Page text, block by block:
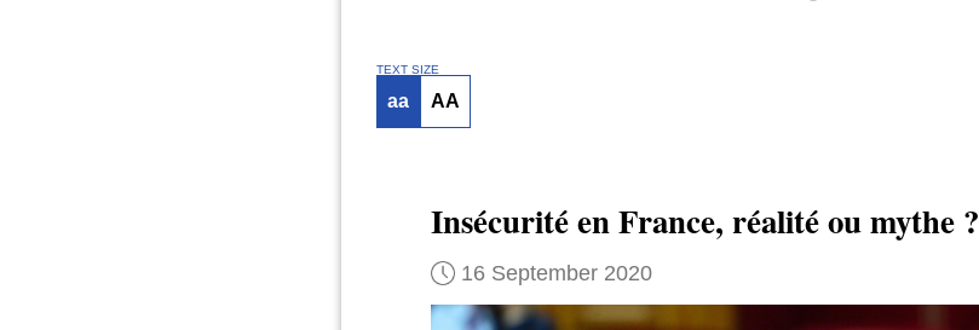
TEXT SIZE
aa AA
Insécurité en France, réalité ou mythe ?
16 September 2020